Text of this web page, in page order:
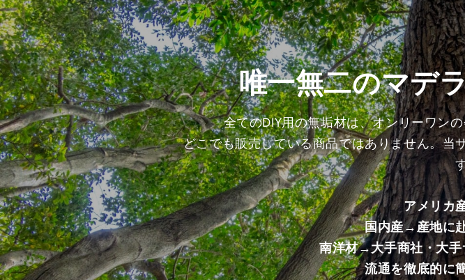
唯一無二のマデ
全てのDIY用の無垢材は、オンリーワン
どこでも販売している商品ではありません。
アメリカ
国内産→産地に
南洋材→大手商社・大
流通を徹底的に